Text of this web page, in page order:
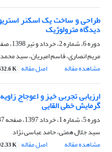
طراحی و ساخت یک اسکنر
دیدگاه مترولوژیک
دوره 6، شماره 2، خرداد و تیر 1398، صفحه
مریم انصاری، قاسم امیریان، سید
مشاهده مقاله
اصل مقاله K
گرمایش خطی القایی
دوره 5، شماره 1، خرداد 1397، صفحه
سید جلال همتی، حامد عباسی نژاد
مشاهده مقاله
اصل مقاله K